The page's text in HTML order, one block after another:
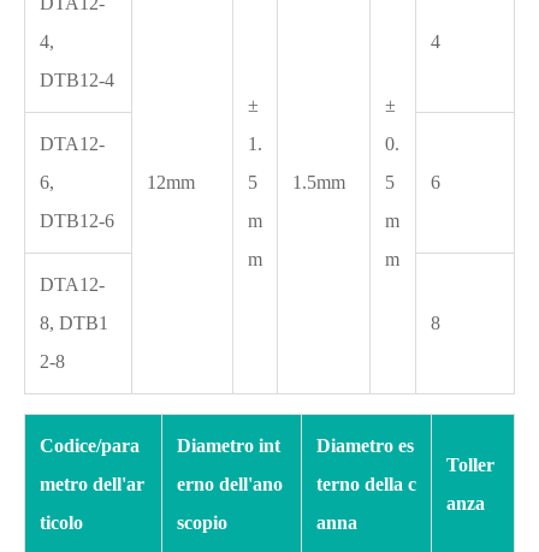
4,
DTB12-4
12mm
±
1.
5
m
m
1.5mm
±
0.
5
m
m
4
DTA12-
6,
DTB12-6
6
DTA12-
8, DTB1
2-8
8
Codice/para
metro dell'ar
ticolo
Diametro int
erno dell'ano
scopio
Diametro es
terno della c
anna
Toller
anza